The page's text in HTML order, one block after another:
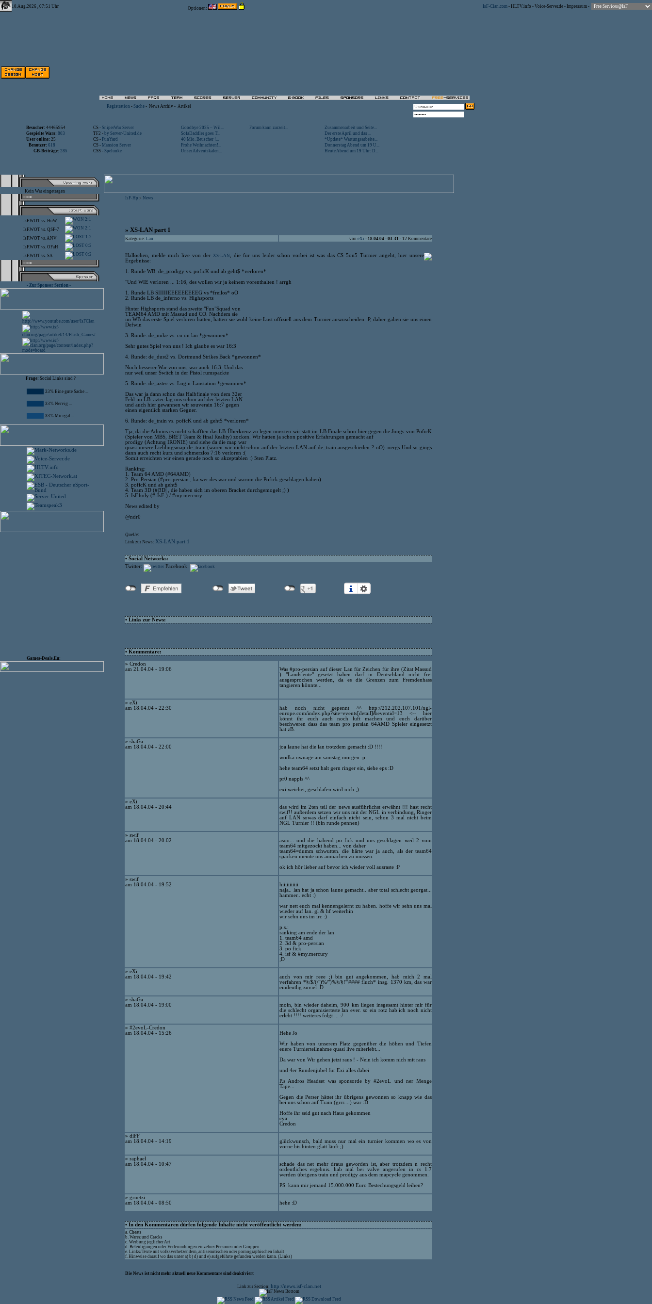
10.Aug.2026 , 07:51 Uhr Optionen: IsF-Clan.com - HLTV.info - Voice-Server.de - Impressum -
Registration - Suche - News Archiv - Artikel
Besucher: 44465954 CS - SniperWar Server Goodbye 2025 – Wil... Forum kann zurzeit...
Zusammenarbeit und Seite...
Gespielte Wars: 803 TF2 - by Server-United.de SofaDaddler goes T...
Der erste April und das ...
User online: 25 CS - FunYard 40 Mio. Beuscher !...
*Update* Wartungsarbeite...
Benutzer: 618 CS - Mansion Server Frohe Weihnachten!...
Donnerstag Abend um 19 U...
GB-Beiträge: 285 CSS - Spelunke Unser Adventskalen... Heute Abend um 19 Uhr: D...
Kein War eingetragen
IsF.WOT vs. HoW 2:1
IsF.WOT vs. QSF-7 2:1
IsF.WOT vs.ANV 1:2
IsF.WOT vs. OFaH 0:2
IsF.WOT vs. SA 0:2
- Zur Sponsor Section -
Frage: Social Links sind ?
33% Eine gute Sache ...
33% Nervig ...
33% Mir egal ...
Games-Deals.Eu:
IsF-Hp > News
» XS-LAN part 1
Kategorie: Lan von eXi - 18.04.04 - 03:31 - 12 Kommentare
Hallöchen, melde mich live von der XS-LAN
, die für uns leider schon vorbei ist was das CS 5on5 Turnier angeht, hier unsere
Ergebnisse:
1. Runde WB: de_prodigy vs. poficK und ab geht$ *verloren*
"Und WIE verloren ... 1:16, des wollen wir ja keinem vorenthalten ! arrgh
1. Runde LB SIIIIIEEEEEEEEEG vs *freilos* oO
2. Runde LB de_inferno vs. Highsports
Hinter Highsports stand das zweite "Fun"Squad von
TEAM64 AMD mit Massud und CO. Nachdem sie
im WB das erste Spiel verloren hatten, hatten sie wohl keine Lust offiziell aus dem Turnier auszuscheiden :P, daher gaben sie uns einen
Defwin
3. Runde: de_nuke vs. cu on lan *gewonnen*
Sehr gutes Spiel von uns ! Ich glaube es war 16:3
4. Runde: de_dust2 vs. Dortmund Strikes Back *gewonnen*
Noch besserer War von uns, war auch 16:3. Und das
nur weil unser Switch in der Pistol rumspackte
5. Runde: de_aztec vs. Login-Lanstation *gewonnen*
Das war ja dann schon das Halbfinale von dem 32er
Feld im LB. aztec lag uns schon auf der letzten LAN
und auch hier gewannen wir souverain 16:7 gegen
einen eigentlich starken Gegner.
6. Runde: de_train vs. poficK und ab geht$ *verloren*
Tja, da die Admins es nicht schafften das LB Überkreuz zu legen mussten wir statt im LB Finale schon hier gegen die Jungs von PoficK
(Spieler von MBS, BRET Team & final Reality) zocken. Wir hatten ja schon positive Erfahrungen gemacht auf
prodigy (Achtung IRONIE) und siehe da die map war
quasi unsere Lieblingsmap de_train (waren wir nicht schon auf der letzten LAN auf de_train ausgeschieden ? oO). oergs Und so gings
dann auch recht kurz und schmerzlos 7:16 verloren :(
Somit erreichten wir einen gerade noch so akzeptablen :) 5ten Platz.
Ranking:
1. Team 64 AMD (#64AMD)
2. Pro-Persian (#pro-persian , ka wer des war und warum die Pofick geschlagen haben)
3. poficK und ab geht$
4. Team 3D (#|3D| , die haben sich im oberen Bracket durchgemogelt ;) )
5. IsF.holy (#-IsF-) / #my.mercury
News edited by
@ndr0
Quelle:
Link zur News: XS-LAN part 1
• Social Networks:
Twitter:
Facebook:
• Links zur News:
• Kommentare:
» Credon
am 21.04.04 - 19:06
Was #pro-persian auf dieser Lan für Zeichen für ihre (Zitat Massud
) "Landsleute" gesetzt haben darf in Deutschland nicht frei
ausgesprochen werden, da es die Grenzen zum Fremdenhass
tangieren könnte...
» eXi
am 18.04.04 - 22:30
hab noch nicht gepennt ^^ http://212.202.107.101/ngl-
europe.com/index.php?site=events[detail]&eventid=13 <-- hier
könnt ihr euch auch noch luft machen und euch darüber
beschweren dass das team pro persian 64AMD Spieler eingesetzt
hat zB.
» shaGa
am 18.04.04 - 22:00
joa laune hat die lan trotzdem gemacht :D !!!!
wodka ownage am samstag morgen :p
hehe team64 setzt halt gern ringer ein, siehe eps :D
pr0 nappls ^^
exi weichei, geschlafen wird nich ;)
» eXi
am 18.04.04 - 20:44
das wird im 2ten teil der news ausführlichst erwähnt !!! hast recht
swif!! außerdem setzen wir uns mit der NGL in verbindung, Ringer
auf LAN sowas darf einfach nicht sein, schon 3 mal nicht beim
NGL Turnier !! (bin runde pennen)
» swif
am 18.04.04 - 20:02
asoo... und die habend po fick und uns geschlagen weil 2 vom
team64 mitgezockt haben... von daher
team64=dumm schwutten. die härte war ja auch, als der team64
spacken meinte uns anmachen zu müssen.
ok ich hör lieber auf bevor ich wieder voll ausraste :P
» swif
am 18.04.04 - 19:52
hiiiiiiiiiii
naja.. lan hat ja schon laune gemacht.. aber total schlecht georgat...
hammer.. echt :)
war nett euch mal kennengelernt zu haben. hoffe wir sehn uns mal
wieder auf lan. gl & hf weiterhin
wir sehn uns im irc :)
p.s.:
ranking am ende der lan
1. team64 amd
2. 3d & pro-persian
3. po fick
4. isf & #my.mercury
;D
» eXi
am 18.04.04 - 19:42
auch von mir reee ;) bin gut angekommen, hab mich 2 mal
verfahren *§/$/(/")%/")%§/§!'''#### fluch* insg. 1370 km, das war
eindeutlig zuviel :D
» shaGa
am 18.04.04 - 19:00
moin, bin wieder daheim, 900 km liegen insgesamt hinter mir für
die schlecht organisierteste lan ever. so ein rotz hab ich noch nicht
erlebt !!!! weiteres folgt ... :/
» #2evoL-Credon
am 18.04.04 - 15:26
Hehe Jo
Wir haben von unserem Platz gegenüber die höhen und Tiefen
euere Turnierteilnahme quasi live miterlebt...
Da war von Wir gehen jetzt raus ! - Nein ich komm nich mit raus
und 4er Rundenjubel für Exi alles dabei
P.s Andros Headset was sponsorde by #2evoL und ner Menge
Tape...
Gegen die Perser hättet ihr übrigens gewonnen so knapp wie das
bei uns schon auf Train (grrr....) war :D
Hoffe ihr seid gut nach Haus gekommen
cya
Credon
» diFF
am 18.04.04 - 14:19
glückwunsch, bald muss nur mal ein turnier kommen wo es von
vorne bis hinten glatt läuft ;)
» raphael
am 18.04.04 - 10:47
schade das net mehr draus geworden ist, aber trotzdem n recht
ordentliches ergebnis. hab mal bei valve angerufen in cs 1.7
werden übrigens train und prodigy aus dem mapcycle genommen.
PS: kann mir jemand 15.000.000 Euro Bestechungsgeld leihen?
» gruetzi
am 18.04.04 - 08:50
hehe :D
• In den Kommentaren dürfen folgende Inhalte nicht veröffentlicht werden:
a. Cheats
b. Warez und Cracks
c. Werbung jeglicher Art
d. Beleidigungen oder Verleumdungen einzelner Personen oder Gruppen
e. Links/Texte mit volksverhetzendem, antisemitischen oder pornographischen Inhalt
f. Hinweise darauf wo das unter a) b) d) und e) aufgeführte gefunden werden kann. (Links)
Die News ist nicht mehr aktuell neue Kommentare sind deaktiviert
Link zur Section: http://news.isf-clan.net